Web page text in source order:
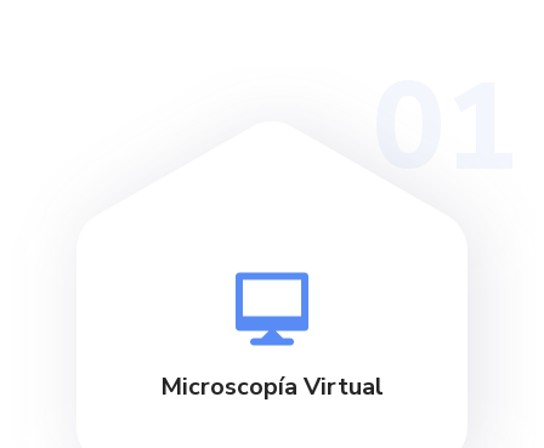
Microscopía Virtual